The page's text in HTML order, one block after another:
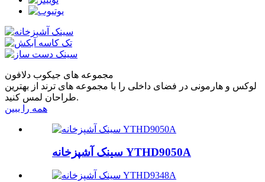
مجموعه های جیکوب دلافون
لوکس و هارمونی در فضای داخلی را با مجموعه های ترند از بهترین
طراحان لمس کنید.
همه را ببین
سینک آشپزخانه YTHD9050A